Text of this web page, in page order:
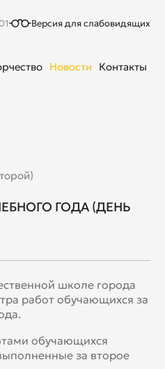
Версия для слабовидящих
Новости Контакты
ГОДА (ДЕНЬ
школе города
работ обучающихся за
обучающихся
за второе